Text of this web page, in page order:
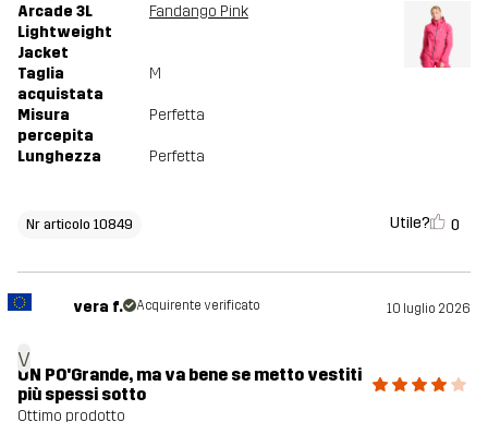
Arcade 3L
Lightweight
Jacket
Fandango Pink
Taglia
acquistata
M
Misura
percepita
Perfetta
Lunghezza Perfetta
Nr articolo 10849 Utile? 0
v
vera f. Acquirente verificato 10 luglio 2026
UN PO'Grande, ma va bene se metto vestiti
più spessi sotto
Ottimo prodotto